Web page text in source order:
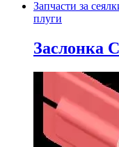
Запчасти за
плуги
Заслонка